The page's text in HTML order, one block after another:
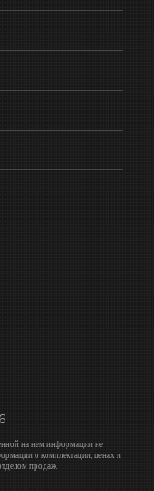
на нем информации не
о комплектации, ценах и
продаж.